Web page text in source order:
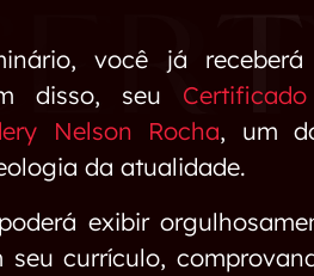
você já
disso, seu
Nelson Rocha, um
da atualidade.
exibir
seu currículo,